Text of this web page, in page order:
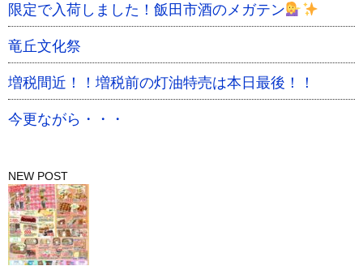
限定で入荷しました！飯田市酒のメガテン
竜丘文化祭
増税間近！！増税前の灯油特売は本日最後！！
今更ながら・・・
NEW POST